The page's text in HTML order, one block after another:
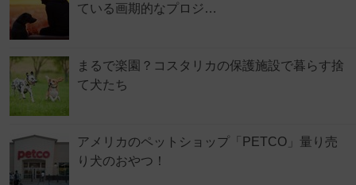
ている画期的なプロジ…
まるで楽園？コスタリカの保護施設で暮らす捨
て犬たち
アメリカのペットショップ「PETCO」量り売
り犬のおやつ！